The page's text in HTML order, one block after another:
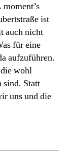
ist
auch nicht
für eine
aufzuführen.
wohl
sind. Statt
uns und die